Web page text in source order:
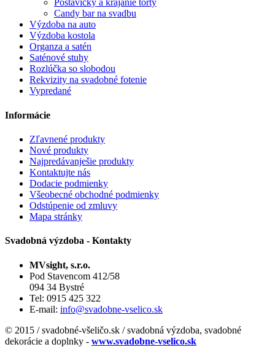
Postavičky a krájanie torty
Candy bar na svadbu
Výzdoba na auto
Výzdoba kostola
Organza a satén
Saténové stuhy
Rozlúčka so slobodou
Rekvizity na svadobné fotenie
Vypredané
Informácie
Zľavnené produkty
Nové produkty
Najpredávanješie produkty
Kontaktujte nás
Dodacie podmienky
Všeobecné obchodné podmienky
Odstúpenie od zmluvy
Mapa stránky
Svadobná výzdoba - Kontakty
MVsight, s.r.o.
Pod Stavencom 412/58
094 34 Bystré
Tel: 0915 425 322
E-mail: info@svadobne-vselico.sk
© 2015 / svadobné-všeličo.sk / svadobná výzdoba, svadobné
dekorácie a doplnky - www.svadobne-vselico.sk